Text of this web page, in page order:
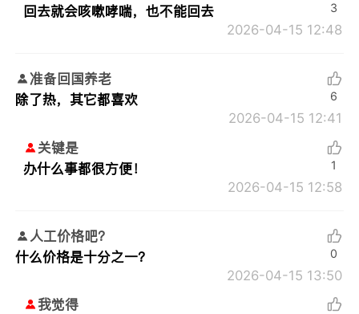
回去就会咳嗽哮喘，也不能回去
2026-04-15 12:48
3
准备回国养老
除了热，其它都喜欢
2026-04-15 12:41
6
关键是
办什么事都很方便！
2026-04-15 12:58
1
人工价格吧？
什么价格是十分之一？
2026-04-15 13:50
0
我觉得